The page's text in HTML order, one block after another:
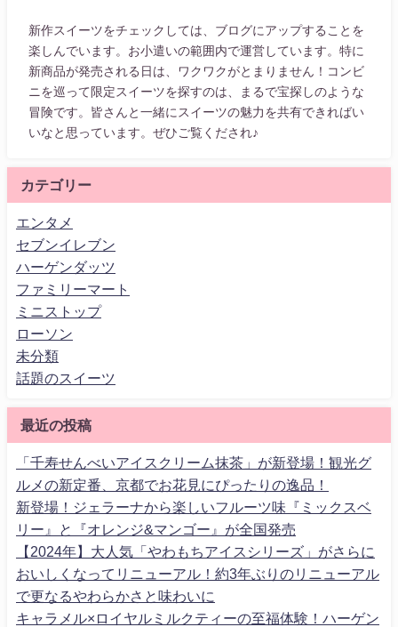
新作スイーツをチェックしては、ブログにアップすることを
楽しんでいます。お小遣いの範囲内で運営しています。特に
新商品が発売される日は、ワクワクがとまりません！コンビ
ニを巡って限定スイーツを探すのは、まるで宝探しのような
冒険です。皆さんと一緒にスイーツの魅力を共有できればい
いなと思っています。ぜひご覧くだされ♪
カテゴリー
エンタメ
セブンイレブン
ハーゲンダッツ
ファミリーマート
ミニストップ
ローソン
未分類
話題のスイーツ
最近の投稿
「千寿せんべいアイスクリーム抹茶」が新登場！観光グ
ルメの新定番、京都でお花見にぴったりの逸品！
新登場！ジェラーナから楽しいフルーツ味『ミックスベ
リー』と『オレンジ&マンゴー』が全国発売
【2024年】大人気「やわもちアイスシリーズ」がさらに
おいしくなってリニューアル！約3年ぶりのリニューアル
で更なるやわらかさと味わいに
キャラメル×ロイヤルミルクティーの至福体験！ハーゲン